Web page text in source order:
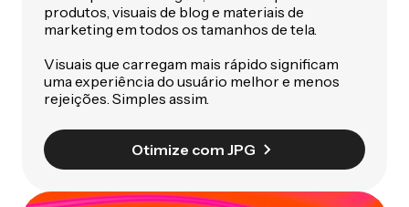
produtos, visuais de blog e materiais de
marketing em todos os tamanhos de tela.
Visuais que carregam mais rápido significam
uma experiência do usuário melhor e menos
rejeições. Simples assim.
Otimize com JPG